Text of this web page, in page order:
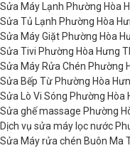
Sửa Máy Lạnh Phường Hòa
Sửa Tủ Lạnh Phường Hòa
Sửa Máy Giặt Phường Hòa
Sửa Tivi Phường Hòa Hưng
Sửa Máy Rửa Chén Phường
Sửa Bếp Từ Phường Hòa
Sửa Lò Vi Sóng Phường Hòa
Sửa ghế massage Phường
Dịch vụ sửa máy lọc nước
Sửa Máy rửa chén Buôn Ma